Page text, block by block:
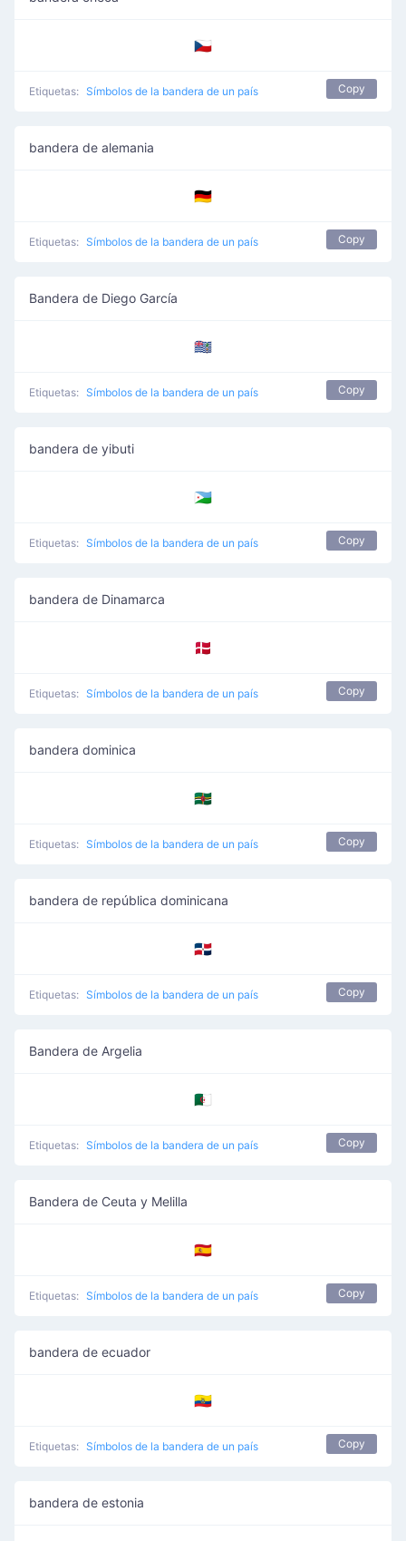
🇨🇿
Etiquetas: Símbolos de la bandera de un país Copy
bandera de alemania
🇩🇪
Etiquetas: Símbolos de la bandera de un país Copy
Bandera de Diego García
🇩🇬
Etiquetas: Símbolos de la bandera de un país Copy
bandera de yibuti
🇩🇯
Etiquetas: Símbolos de la bandera de un país Copy
bandera de Dinamarca
🇩🇰
Etiquetas: Símbolos de la bandera de un país Copy
bandera dominica
🇩🇲
Etiquetas: Símbolos de la bandera de un país Copy
bandera de república dominicana
🇩🇴
Etiquetas: Símbolos de la bandera de un país Copy
Bandera de Argelia
🇩🇿
Etiquetas: Símbolos de la bandera de un país Copy
Bandera de Ceuta y Melilla
🇪🇦
Etiquetas: Símbolos de la bandera de un país Copy
bandera de ecuador
🇪🇨
Etiquetas: Símbolos de la bandera de un país Copy
bandera de estonia